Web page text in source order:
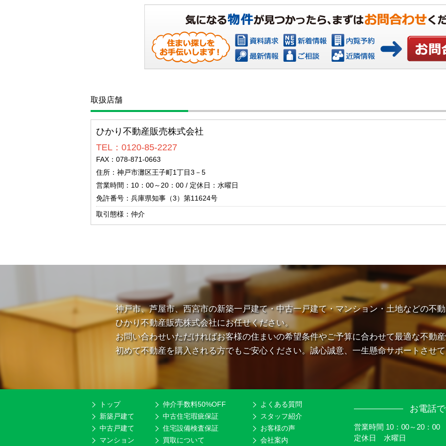
取扱店舗
ひかり不動産販売株式会社
TEL：0120-85-2227
FAX：078-871-0663
住所：神戸市灘区王子町1丁目3－5
営業時間：10：00～20：00 / 定休日：水曜日
免許番号：兵庫県知事（3）第11624号
取引態様：仲介
神戸市、芦屋市、西宮市の新築一戸建て・中古一戸建て・マンション・土地などの不
ひかり不動産販売株式会社にお任せください。
お問い合わせいただければお客様の住まいの希望条件やご予算に合わせて最適な不動
初めて不動産を購入される方でもご安心ください。誠心誠意、一生懸命サポートさせ
トップ
新築戸建て
中古戸建て
マンション
仲介手数料50%OFF
中古住宅瑕疵保証
住宅設備検査保証
買取について
よくある質問
スタッフ紹介
お客様の声
会社案内
お電話
営業時間 10：00～20：00
定休日 水曜日